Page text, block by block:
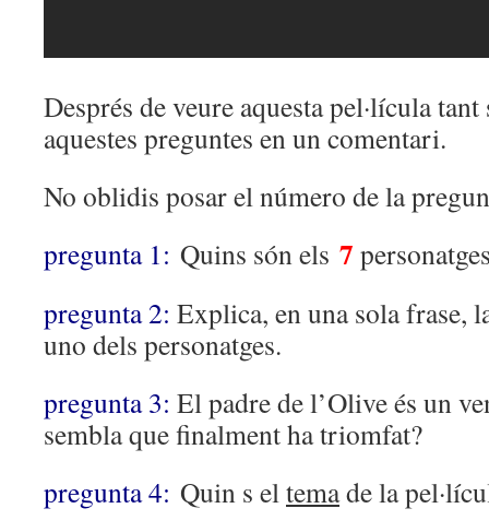
Després de veure aquesta pel·lícula
aquestes preguntes en un comentari.
No oblidis posar el número de la
pregunta 1: Quins són els 7
pregunta 2: Explica, en una sola frase,
uno dels personatges.
pregunta 3: El padre de l’Olive és un
sembla que finalment ha triomfat?
pregunta 4: Quin s eltemade la